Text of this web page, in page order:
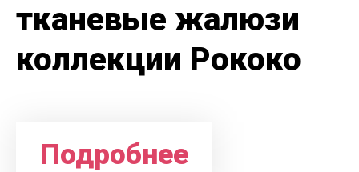
тканевые жалюзи
коллекции Рококо
Подробнее